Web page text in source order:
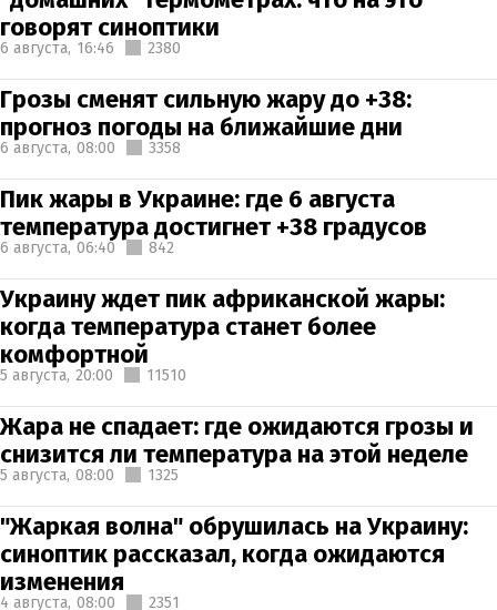
говорят синоптики
6 августа, 16:46 2380
Грозы сменят сильную жару до +38:
прогноз погоды на ближайшие дни
6 августа, 08:00 3358
Пик жары в Украине: где 6 августа
температура достигнет +38 градусов
6 августа, 06:40 842
Украину ждет пик африканской жары:
когда температура станет более
комфортной
5 августа, 20:00 11510
Жара не спадает: где ожидаются грозы и
снизится ли температура на этой неделе
5 августа, 08:00 1325
"Жаркая волна" обрушилась на Украину:
синоптик рассказал, когда ожидаются
изменения
4 августа, 08:00 2351